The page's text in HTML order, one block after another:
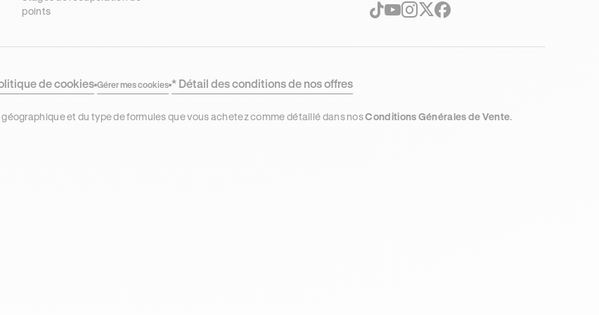
points
de cookies Gérer mes cookies * Détail des conditions de nos offres
et du type de formules que vous achetez comme détaillé dans nosConditions Générales de Vente.